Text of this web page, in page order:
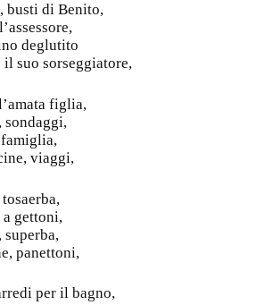
busti di Benito,
deglutito
suo sorseggiatore,
figlia,
sondaggi,
viaggi,
gettoni,
panettoni,
per il bagno,